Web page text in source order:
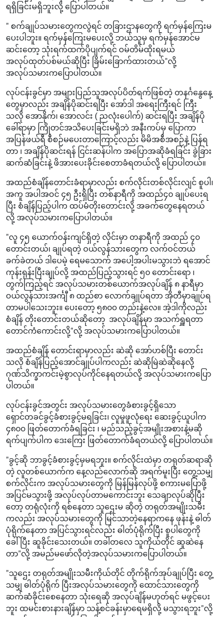
ရရှိခြင်းမရှိဘူးလို့ ပြောပါတယ်။
" စက်ချုပ်သမားတွေကလွဲရင် တခြားဌာနတွေကို ရက်မှန်ကြေးမ
ပေးပါဘူး။ ရက်မှန်ကြေးမပေးလို့ ဘယ်သူမှ ရက်မှန်အောင်မ
ဆင်းတော့ သုံးရက်ထက်ပိုပျက်ရင် ဝမ်တိမ်ထိုးရမယ်
အလုပ်ထုတ်ပစ်မယ်ဆိုပြီး ခြိမ်းခြောက်ထားတယ်"လို့
အလုပ်သမားကပြောပါတယ်။
လုပ်ငန်းခွင်မှာ အများပြည်သူအလုပ်ပိတ်ရက်ဖြစ်တဲ့ တနင်္ဂနွေနေ့
တွေမှာလည်း အချိန်ပိုဆင်းရပြီး အော်ဒါ အရေးကြီးရင် ကြီး
သလို အောနိုက်၊ အောလင်း ( ညလုံးပေါက်) ဆင်းရပြီး အချိန်ပို
ခေါ်ရာမှာ ကြိုတင်အသိပေးခြင်းမရှိဘဲ အနီးကပ်မှ ပြောကာ
အပြန်ဖယ်ရီ စီစဉ်မပေးတာကြောင့်လည်း မိမိအစီအစဉ်နဲ့ ပြန်ရ
တာ ၊ အချိန်ပိုဆင်းရန် ငြင်းဆန်ပါက အပြောအဆိုခံရခြင်း ခွဲခြား
ဆက်ဆံခြင်းနဲ့ ဖိအားပေးခိုင်းစေတာခံရတယ်လို့ ပြောပါတယ်။
အထည်စံချိန်တောင်းခံရာမှာလည်း စက်လိုင်းတစ်လိုင်းလျင် စူပါ၊
အကူ အပါအဝင် ၄၅ ဦးရှိပြီး တစ်နာရီကို အထည်၄၀ ချုပ်ပေးရ
ပြီး စံချိန်ပြည့်ပါက ထပ်မံတိုးတောင်းလို့ အခက်တွေနေရတယ်
လို့ အလုပ်သမားကပြောပါတယ်။
"လူ ၄၅ ယောက်ဝန်းကျင်ရှိတဲ့ လိုင်းမှာ တနာရီကို အထည် ၄၀
တောင်းတယ်၊ ချုပ်ရတဲ့ ဝယ်လွန်သားတွေက လက်ဝင်တယ်
ခက်ခဲတယ် ဒါပေမဲ့ ရေမသောက် အပေါ့အပါးမသွားဘဲ ရအောင်
ကုန်းရုန်းပြီးချုပ်လို့ အထည်ပြည့်သွားရင် ၅၀ တောင်းရော ၊
တွက်ကြည့်ရင် အလုပ်သမားတစ်ယောက်အလုပ်ချိန် ၈ နာရီမှာ
ဝယ်လွန်သားအင်္ကျီ ၈ ထည်စာ လောက်ချုပ်ရတာ အိုတီမှာချုပ်ရ
တာမပါသေးဘူး။ ပေးတော့ ၅၈၀၀ တည်းနဲ့လေ။ အဲ့ဒါကိုလည်း
စံချိန် တိုးတောင်းတယ်ဆိုတော့ အလုပ်ချိန်မှာ အသက်ရှူရတာ
တောင်ကံကောင်းလို့"လို့ အလုပ်သမားကပြောပါတယ်။
အထည်စံချိန် တောင်းရာမှာလည်း ဆဲဆို အော်ဟစ်ပြီး တောင်း
သလို စံချိန်ပြည့်အောင်ချုပ်ပါကလည်း ဆဲဆိုမြဲဆဲဆိုနေလို့
ဂုဏ်သိက္ခာကင်းမဲ့စွာလုပ်ကိုင်နေရတယ်လို့ အလုပ်သမားကပြော
ပါတယ်။
လုပ်ငန်းခွင်အတွင်း အလုပ်သမားတွေခံစားခွင့်ရှိသော
ရှောင်တခင်ခွင့်ခံစားခွင့်မရခြင်း၊ လူမှုဖူလုံရေး ဆေးခွင့်ယူပါက
၄၈၀၀ ဖြတ်တောက်ခံရခြင်း ၊ မည်သည့်ခွင့်အမျိုးအစားနဲ့မဆို
ရက်ပျက်ပါက ဒေးကြေး ဖြတ်တောက်ခံရတယ်လို့ ပြောပါတယ်။
"ခွင့်ဆို ဘာခွင့်ခံစားခွင့်မှမရဘူး။ စက်လိုင်းထဲမှာ တရုတ်ဆရာဆို
တဲ့ လူတစ်ယောက်က နေ့လည်လောက်ဆို အရက်မူးပြီး တွေ့သမျှ
စက်လိုင်းက အလုပ်သမားတွေကို မြန်မြန်လုပ်ဖို့ စကားမပြောဖို့
အပြင်မသွားဖို့ အလုပ်လုပ်တာမကောင်းဘူး သေချာလုပ်ဆိုပြီး
တော့ တရုံလုံးကို ရစ်နေတာ သူဌေးမ ဆိုတဲ့ တရုတ်အမျိုးသမီး
ကလည်း အလုပ်သမားတွေကို မြင်သာတဲ့နေရာကနေ ဖုန်းနဲ့ ဓါတ်
ပုံရိုက်နေတာ အပြင်သွားရင်လည်း ဓါတ်ပုံရိုက်ပြီး စူပါတွေကို
ခေါ်ပြီး ဆူခိုင်းသေးတယ်။ တခါတလေ သူကိုယ်တိုင် ဆူဆဲနေ
တာ"လို့ အမည်မဖော်လိုတဲ့အလုပ်သမားကပြောပါတယ်။
"သူဌေး တရုတ်အမျိုးသမီးကိုယ်တိုင် တိုက်ရိုက်အုပ်ချုပ်ပြီး တွေ့
သမျှ ဓါတ်ပုံရိုက် ပြီးအလုပ်သမားတွေကို ထောင်သားတွေကို
ဆက်ဆံခိုင်းစေနေတာ သုံးရေဆို အလုပ်ချိန်မဟုတ်ရင် မဖွင့်ပေး
ဘူး ထမင်းစားနားချိန်မှာ သန့်စင်ခန်းမှာရေမရှိလို့ မသွားရဘူး"လို့